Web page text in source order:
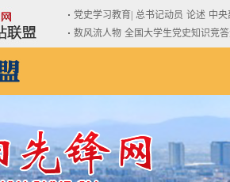
党史学习教育| 总书记动员 论述 中央
数风流人物 全国大学生党史知识竞